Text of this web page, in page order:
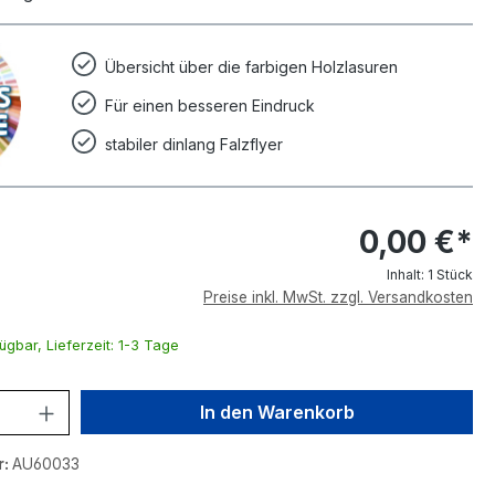
Übersicht über die farbigen Holzlasuren
Für einen besseren Eindruck
stabiler dinlang Falzflyer
0,00 €*
Inhalt: 1 Stück
Preise inkl. MwSt. zzgl. Versandkosten
Lieferzeit: 1-3 Tage
Gib den gewünschten Wert
In den Warenkorb
AU60033